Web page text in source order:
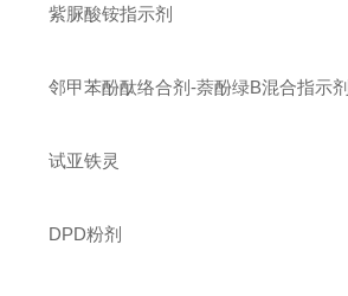
紫脲酸铵指示剂
邻甲苯酚酞络合剂-萘酚绿B混合指示剂
试亚铁灵
DPD粉剂